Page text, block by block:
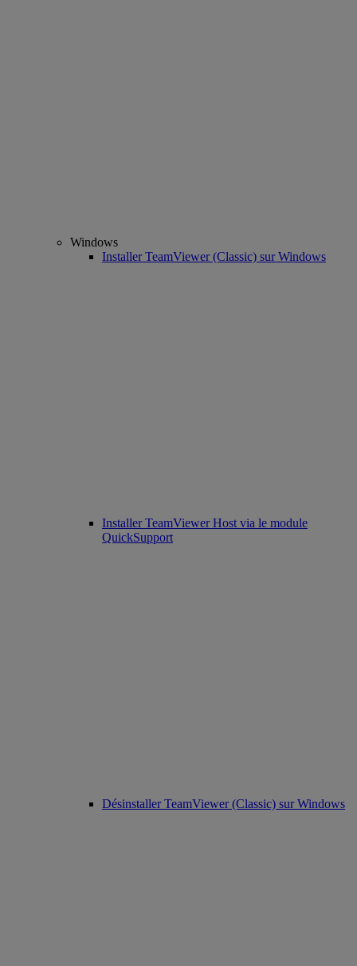
Windows
Installer TeamViewer (Classic) sur Windows
Installer TeamViewer Host via le module
QuickSupport
Désinstaller TeamViewer (Classic) sur Windows